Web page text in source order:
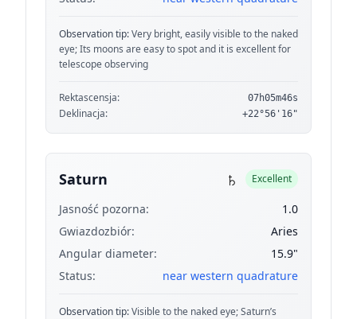
Observation tip:Very bright, easily visible to the naked
eye; Its moons are easy to spot and it is excellent for
telescope observing
Rektascensja: 07h05m46s
Deklinacja: +22°56'16"
Saturn ♄ Excellent
Jasność pozorna:
1.0
Gwiazdozbiór:
Aries
Angular diameter:
15.9"
Status:
near western quadrature
Observation tip:Visible to the naked eye; Saturn’s